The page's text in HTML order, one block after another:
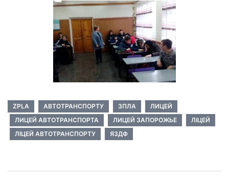
ZPLA АВТОТРАНСПОРТУ ЗПЛА
ЛИЦЕЙ
ЛИЦЕЙ АВТОТРАНСПОРТА
ЛИЦЕЙ ЗАПОРОЖЬЕ
ЛІЦЕЙ
ЛІЦЕЙ АВТОТРАНСПОРТУ
ЯЗДФ